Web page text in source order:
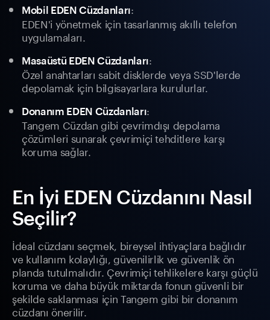
Mobil EDEN Cüzdanları:
EDEN'i yönetmek için tasarlanmış akıllı telefon
uygulamaları.
Masaüstü EDEN Cüzdanları:
Özel anahtarları sabit disklerde veya SSD'lerde
depolamak için bilgisayarlara kurulurlar.
Donanım EDEN Cüzdanları:
Tangem Cüzdan gibi çevrimdışı depolama
çözümleri sunarak çevrimiçi tehditlere karşı
koruma sağlar.
En İyi EDEN Cüzdanını Nasıl
Seçilir?
İdeal cüzdanı seçmek, bireysel ihtiyaçlara bağlıdır
ve kullanım kolaylığı, güvenilirlik ve güvenlik ön
planda tutulmalıdır. Çevrimiçi tehlikelere karşı güçlü
koruma ve daha büyük miktarda fonun güvenli bir
şekilde saklanması için Tangem gibi bir donanım
cüzdanı önerilir.